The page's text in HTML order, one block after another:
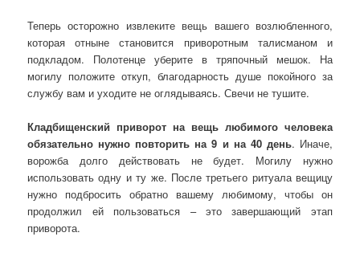
Теперь осторожно извлеките вещь вашего возлюбленного,
которая отныне становится приворотным талисманом и
подкладом. Полотенце уберите в тряпочный мешок. На
могилу положите откуп, благодарность душе покойного за
службу вам и уходите не оглядываясь. Свечи не тушите.
Кладбищенский приворот на вещь любимого человека
обязательно нужно повторить на 9 и на 40 день. Иначе,
ворожба долго действовать не будет. Могилу нужно
использовать одну и ту же. После третьего ритуала вещицу
нужно подбросить обратно вашему любимому, чтобы он
продолжил ей пользоваться – это завершающий этап
приворота.